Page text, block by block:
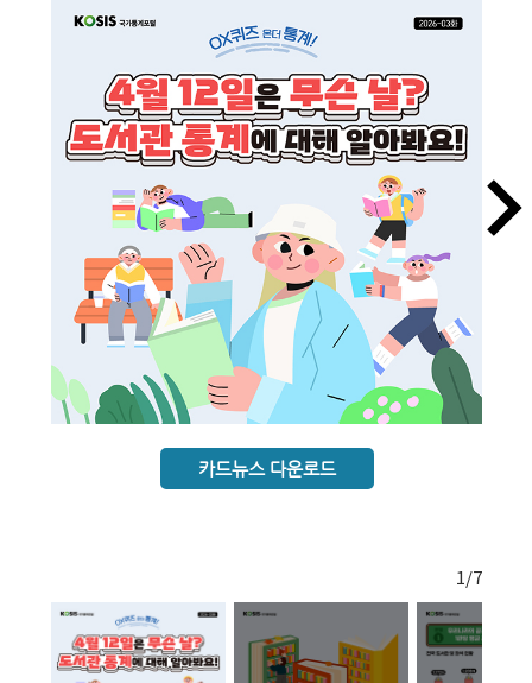
카드뉴스 다운로드
1/7